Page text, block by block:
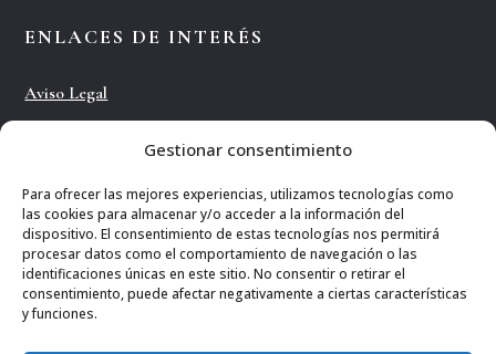
Gestionar consentimiento
Para ofrecer las mejores experiencias, utilizamos tecnologías como
las cookies para almacenar y/o acceder a la información del
dispositivo. El consentimiento de estas tecnologías nos permitirá
procesar datos como el comportamiento de navegación o las
identificaciones únicas en este sitio. No consentir o retirar el
consentimiento, puede afectar negativamente a ciertas características
y funciones.
ENLACES DE INTERÉS
Aviso Legal
Términos y condiciones
Área de prensa
Envío de manuscritos